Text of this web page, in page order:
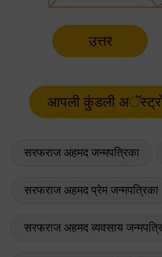
उत्तर
सरफराज अहमद जन्मपत्रिका
सरफराज अहमद प्रेम जन्मपत्रिका
सरफराज अहमद व्यवसाय